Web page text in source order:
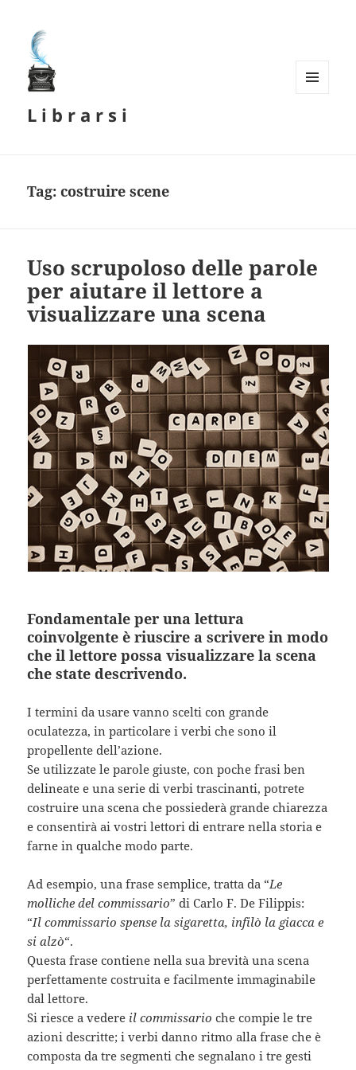
L i b r a r s i
Tag:costruire scene
Uso scrupoloso delle parole
per aiutare il lettore a
visualizzare una scena
Fondamentale per una lettura
coinvolgente è riuscire a scrivere in modo
che il lettore possa visualizzare la scena
che state descrivendo.
I termini da usare vanno scelti con grande
oculatezza, in particolare i verbi che sono il
propellente dell’azione.
Se utilizzate le parole giuste, con poche frasi ben
delineate e una serie di verbi trascinanti, potrete
costruire una scena che possiederà grande chiarezza
e consentirà ai vostri lettori di entrare nella storia e
farne in qualche modo parte.
Ad esempio, una frase semplice, tratta da “Le
molliche del commissario” di Carlo F. De Filippis:
“Il commissario spense la sigaretta, infilò la giacca e
si alzò“.
Questa frase contiene nella sua brevità una scena
perfettamente costruita e facilmente immaginabile
dal lettore.
Si riesce a vedere il commissario che compie le tre
azioni descritte; i verbi danno ritmo alla frase che è
composta da tre segmenti che segnalano i tre gesti